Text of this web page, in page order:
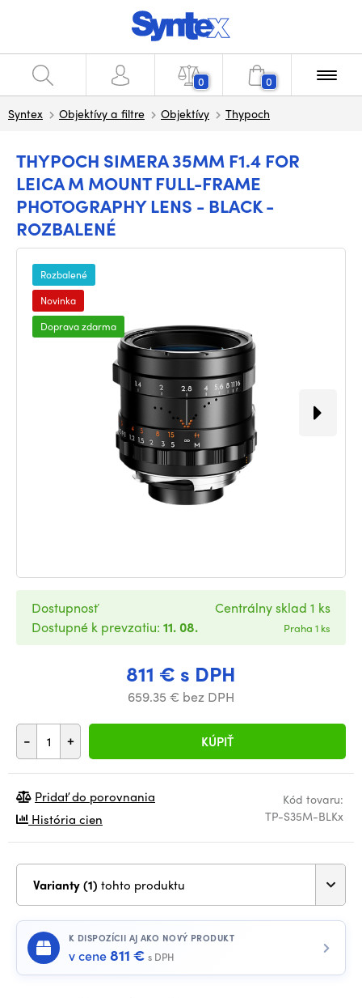
0 0
Syntex Objektívy a filtre Objektívy Thypoch
THYPOCH SIMERA 35MM F1.4 FOR
LEICA M MOUNT FULL-FRAME
PHOTOGRAPHY LENS - BLACK -
ROZBALENÉ
Rozbalené
Novinka
Doprava zdarma
811 € s DPH
659.35 € bez DPH
- + KÚPIŤ
Dostupnosť
Dostupné k prevzatiu: 11. 08.
Centrálny sklad 1 ks
Praha 1 ks
Kód tovaru:
TP-S35M-BLKx
Pridať do porovnania
História cien
Varianty (1) tohto produktu
K DISPOZÍCII AJ AKO NOVÝ PRODUKT
v cene811 € s DPH